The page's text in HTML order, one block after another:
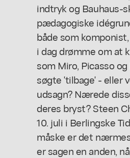
indtryk og Bauhaus-
pædagogiske
både som
i dag drømme om at
som Miro, Picasso
søgte 'tilbage' - eller
udsagn? Nærede
deres bryst? Steen
10. juli i Berlingske
måske er det
er sagen en anden,